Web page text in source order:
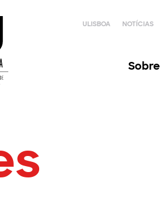
ULISBOA NOTÍCIAS
Sobre